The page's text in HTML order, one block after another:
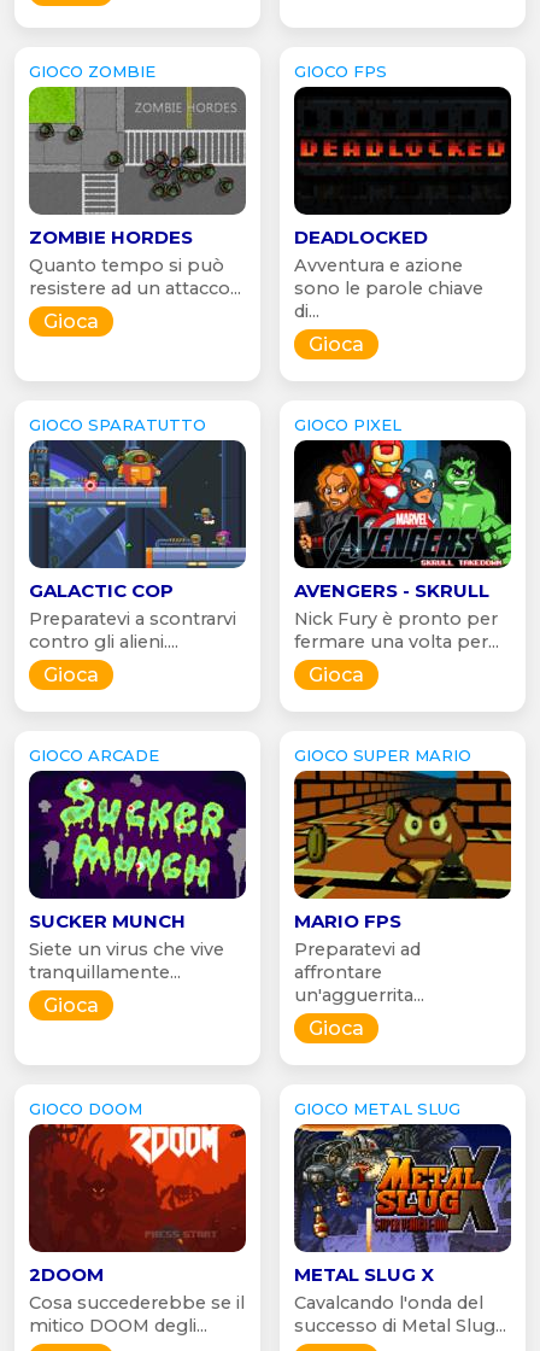
GIOCO ZOMBIE
ZOMBIE HORDES
Quanto tempo si può
resistere ad un attacco...
Gioca
GIOCO FPS
DEADLOCKED
Avventura e azione
sono le parole chiave
di...
Gioca
GIOCO SPARATUTTO
GALACTIC COP
Preparatevi a scontrarvi
contro gli alieni....
Gioca
GIOCO PIXEL
AVENGERS - SKRULL
Nick Fury è pronto per
fermare una volta per...
Gioca
GIOCO ARCADE
SUCKER MUNCH
Siete un virus che vive
tranquillamente...
Gioca
GIOCO SUPER MARIO
MARIO FPS
Preparatevi ad
affrontare
un'agguerrita...
Gioca
GIOCO DOOM
2DOOM
Cosa succederebbe se il
mitico DOOM degli...
GIOCO METAL SLUG
METAL SLUG X
Cavalcando l'onda del
successo di Metal Slug...